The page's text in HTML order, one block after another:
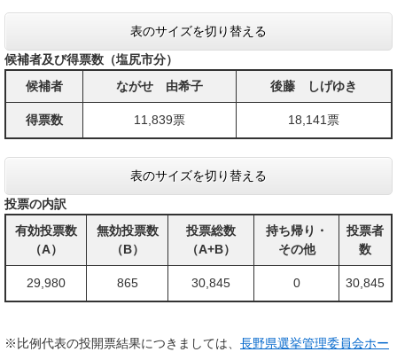
表のサイズを切り替える
候補者及び得票数（塩尻市分）
候補者
ながせ 由希子 後藤 しげゆき
得票数 11,839票 18,141票
表のサイズを切り替える
投票の内訳
有効投票数
（A）
無効投票数
（B）
投票総数
（A+B）
持ち帰り・
その他
投票者
数
29,980 865 30,845 0 30,845
※比例代表の投開票結果につきましては、 長野県選挙管理委員会ホー